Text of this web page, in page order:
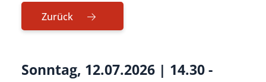
Zurück
Sonntag, 12.07.2026 | 14.30 -